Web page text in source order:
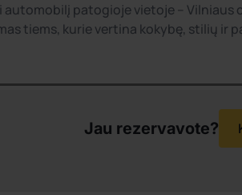
patogioje vietoje – Vilniaus
tiems, kurie vertina kokybę, stilių ir
Jau rezervavote?